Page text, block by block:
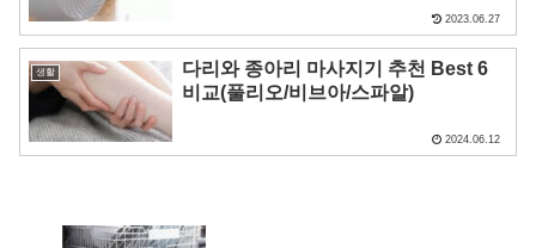
2023.06.27
생활
다리와 종아리 마사지기 추천 Best 6
비교(풀리오/비브아/스파알)
2024.06.12